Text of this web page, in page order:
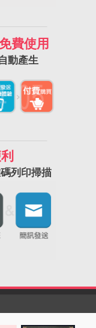
費使用
動產生
列印掃描